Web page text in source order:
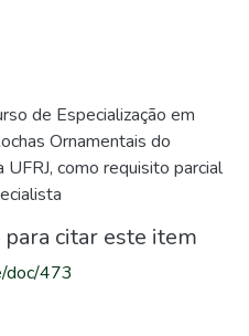
de Especialização em
Ornamentais do
como requisito parcial
citar este item
doc/473